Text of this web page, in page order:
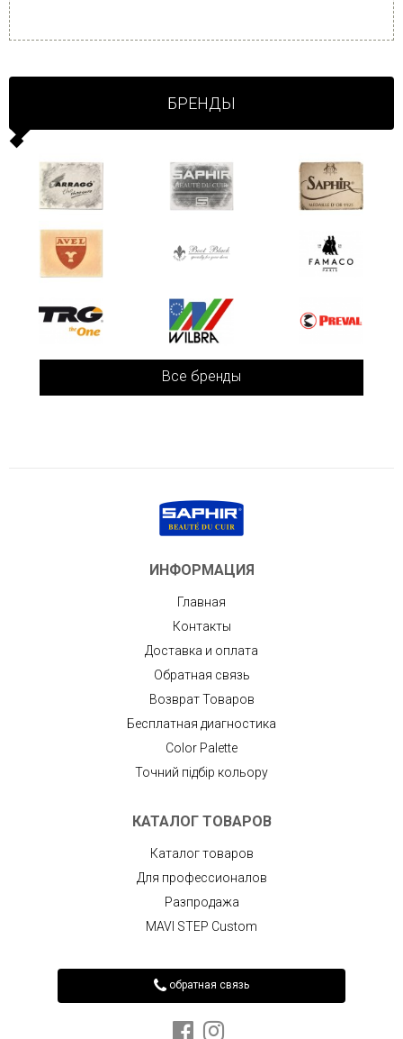
БРЕНДЫ
Все бренды
ИНФОРМАЦИЯ
Главная
Контакты
Доставка и оплата
Обратная связь
Возврат Товаров
Бесплатная диагностика
Color Palette
Точний підбір кольору
КАТАЛОГ ТОВАРОВ
Каталог товаров
Для профессионалов
Разпродажа
MAVI STEP Custom
обратная связь